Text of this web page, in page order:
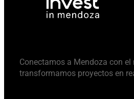
Conectamos a Mendoza con el
transformamos proyectos en